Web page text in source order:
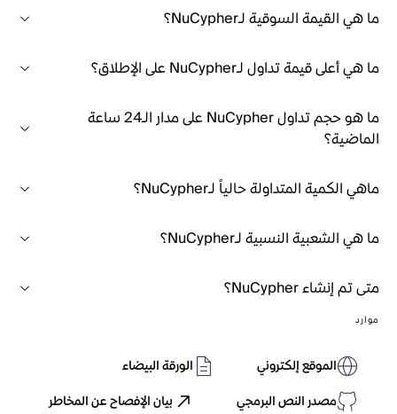
ما هي القيمة السوقية لـNuCypher؟
ما هي أعلى قيمة تداول لـNuCypher على الإطلاق؟
ما هو حجم تداول NuCypher على مدار الـ24 ساعة
الماضية؟
ماهي الكمية المتداولة حالياً لـNuCypher؟
ما هي الشعبية النسبية لـNuCypher؟
متى تم إنشاء NuCypher؟
موارد
الموقع إلكتروني
الورقة البيضاء
مصدر النص البرمجي
بيان الإفصاح عن المخاطر